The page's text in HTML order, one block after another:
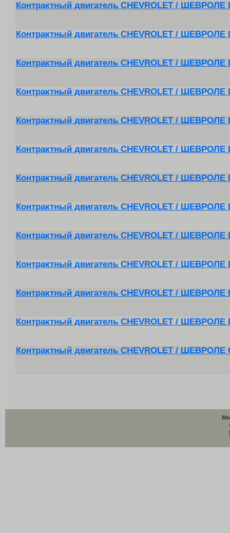
Контрактный двигатель CHEVROLET / ШЕВРОЛЕ
Контрактный двигатель CHEVROLET / ШЕВРОЛЕ
Контрактный двигатель CHEVROLET / ШЕВРОЛЕ
Контрактный двигатель CHEVROLET / ШЕВРОЛЕ
Контрактный двигатель CHEVROLET / ШЕВРОЛЕ
Контрактный двигатель CHEVROLET / ШЕВРОЛЕ
Контрактный двигатель CHEVROLET / ШЕВРОЛЕ
Контрактный двигатель CHEVROLET / ШЕВРОЛЕ
Контрактный двигатель CHEVROLET / ШЕВРОЛЕ
Контрактный двигатель CHEVROLET / ШЕВРОЛЕ
Контрактный двигатель CHEVROLET / ШЕВРОЛЕ
Контрактный двигатель CHEVROLET / ШЕВРОЛЕ
Контрактный двигатель CHEVROLET / ШЕВРОЛЕ